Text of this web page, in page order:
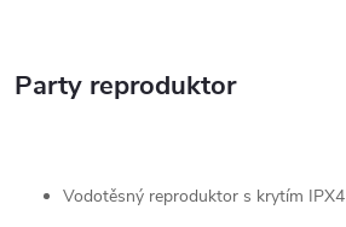
Party reproduktor
Vodotěsný reproduktor s krytím IPX4